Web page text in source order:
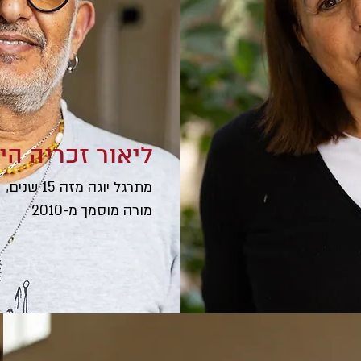
ליאור זכריה
מתרגל יוגה מזה 15 שנים,
מורה מוסמך מ-2010